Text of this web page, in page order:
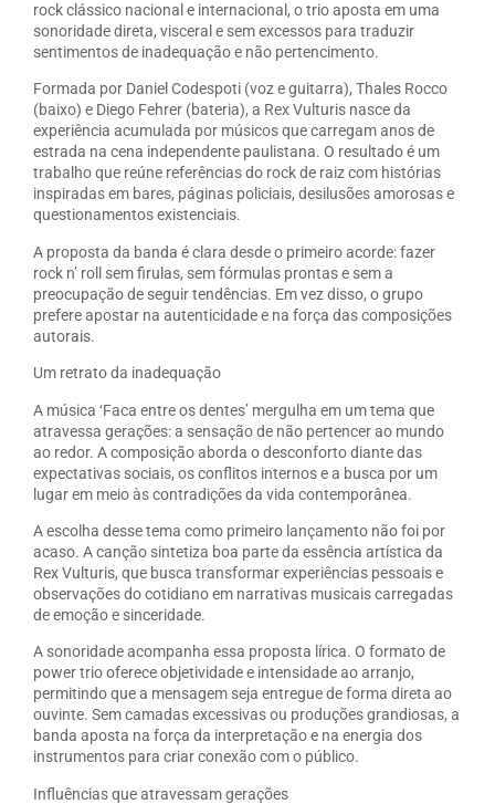
rock clássico nacional e internacional, o trio aposta em uma
sonoridade direta, visceral e sem excessos para traduzir
sentimentos de inadequação e não pertencimento.
Formada por Daniel Codespoti (voz e guitarra), Thales Rocco
(baixo) e Diego Fehrer (bateria), a Rex Vulturis nasce da
experiência acumulada por músicos que carregam anos de
estrada na cena independente paulistana. O resultado é um
trabalho que reúne referências do rock de raiz com histórias
inspiradas em bares, páginas policiais, desilusões amorosas e
questionamentos existenciais.
A proposta da banda é clara desde o primeiro acorde: fazer
rock n’ roll sem firulas, sem fórmulas prontas e sem a
preocupação de seguir tendências. Em vez disso, o grupo
prefere apostar na autenticidade e na força das composições
autorais.
Um retrato da inadequação
A música ‘Faca entre os dentes’ mergulha em um tema que
atravessa gerações: a sensação de não pertencer ao mundo
ao redor. A composição aborda o desconforto diante das
expectativas sociais, os conflitos internos e a busca por um
lugar em meio às contradições da vida contemporânea.
A escolha desse tema como primeiro lançamento não foi por
acaso. A canção sintetiza boa parte da essência artística da
Rex Vulturis, que busca transformar experiências pessoais e
observações do cotidiano em narrativas musicais carregadas
de emoção e sinceridade.
A sonoridade acompanha essa proposta lírica. O formato de
power trio oferece objetividade e intensidade ao arranjo,
permitindo que a mensagem seja entregue de forma direta ao
ouvinte. Sem camadas excessivas ou produções grandiosas, a
banda aposta na força da interpretação e na energia dos
instrumentos para criar conexão com o público.
Influências que atravessam gerações